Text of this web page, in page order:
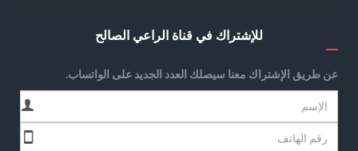
للإشتراك في قناة الراعي الصالح
عن طريق الإشتراك معنا سيصلك العدد الجديد على الواتساب.